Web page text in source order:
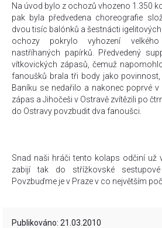
Na úvod bylo z ochozů vhozeno 1.350
pak byla předvedena choreografie
dvou tisíc balónků a šestnácti
ochozy pokrylo vyhození
nastříhaných papírků. Předvedený
vítkovických zápasů, čemuž
fanoušků brala tři body jako povinnost,
Baníku se nedařilo a nakonec poprvé
zápas a Jihočeši v Ostravě zvítězili po
do Ostravy povzbudit dva fanoušci.
Snad naši hráči tento kolaps odčiní už
zabijí tak do střížkovské
Povzbuďme je v Praze v co největším
Publikováno: 21.03.2010